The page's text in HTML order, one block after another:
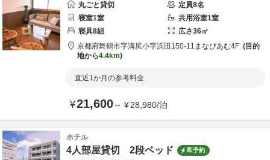
丸ごと貸切 定員8名
寝室1室 共用浴室1室
寝具8組 広さ36㎡
京都府舞鶴市字溝尻小字浜田150-11 まなびあむ4F
目的
地から4.4km
直近1か月の参考料金
¥21,600～ ¥28,980/泊
ホテル
4人部屋貸切 2段ベッド 即予約